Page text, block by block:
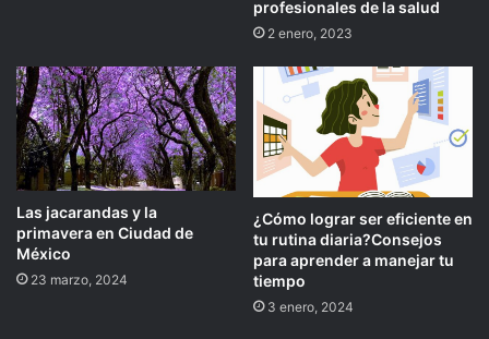
profesionales de la salud
2 enero, 2023
Las jacarandas y la
primavera en Ciudad de
México
23 marzo, 2024
¿Cómo lograr ser eficiente en
tu rutina diaria?Consejos
para aprender a manejar tu
tiempo
3 enero, 2024